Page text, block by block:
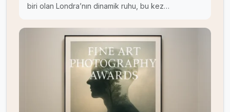
biri olan Londra’nın dinamik ruhu, bu kez…